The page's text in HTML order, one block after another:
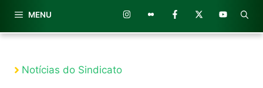
MENU
Notícias do Sindicato